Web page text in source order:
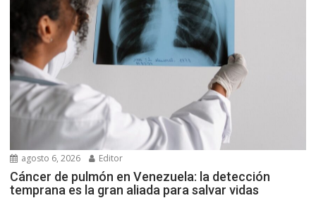
agosto 6, 2026 Editor
Cáncer de pulmón en Venezuela: la detección
temprana es la gran aliada para salvar vidas